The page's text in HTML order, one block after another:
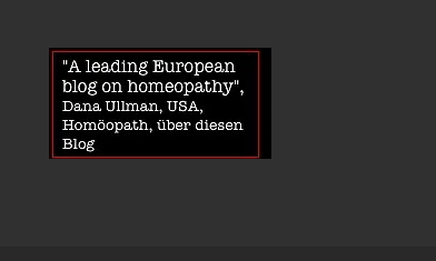
springen
News
über
Homöopathie
und